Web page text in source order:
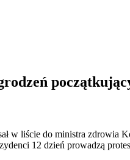
w liście do ministra zdrowia
12 dzień prowadzą